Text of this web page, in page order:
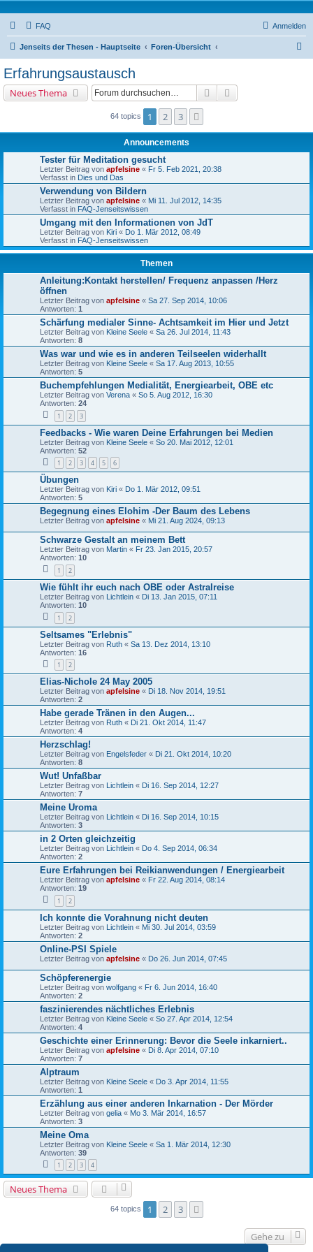
FAQ Anmelden
Jenseits der Thesen - Hauptseite Foren-Übersicht
Erfahrungsaustausch
Neues Thema Suche
64 topics 1 2 3
Announcements
Tester für Meditation gesucht
Letzter Beitrag von apfelsine « Fr 5. Feb 2021, 20:38
Verfasst in Dies und Das
Verwendung von Bildern
Letzter Beitrag von apfelsine « Mi 11. Jul 2012, 14:35
Verfasst in FAQ-Jenseitswissen
Umgang mit den Informationen von JdT
Letzter Beitrag von Kiri « Do 1. Mär 2012, 08:49
Verfasst in FAQ-Jenseitswissen
Themen
Anleitung:Kontakt herstellen/ Frequenz anpassen /Herz
öffnen
Letzter Beitrag von apfelsine « Sa 27. Sep 2014, 10:06
Antworten: 1
Schärfung medialer Sinne- Achtsamkeit im Hier und Jetzt
Letzter Beitrag von Kleine Seele « Sa 26. Jul 2014, 11:43
Antworten: 8
Was war und wie es in anderen Teilseelen widerhallt
Letzter Beitrag von Kleine Seele « Sa 17. Aug 2013, 10:55
Antworten: 5
Buchempfehlungen Medialität, Energiearbeit, OBE etc
Letzter Beitrag von Verena « So 5. Aug 2012, 16:30
Antworten: 24
1 2 3
Feedbacks - Wie waren Deine Erfahrungen bei Medien
Letzter Beitrag von Kleine Seele « So 20. Mai 2012, 12:01
Antworten: 52
1 2 3 4 5 6
Übungen
Letzter Beitrag von Kiri « Do 1. Mär 2012, 09:51
Antworten: 5
Begegnung eines Elohim -Der Baum des Lebens
Letzter Beitrag von apfelsine « Mi 21. Aug 2024, 09:13
Schwarze Gestalt an meinem Bett
Letzter Beitrag von Martin « Fr 23. Jan 2015, 20:57
Antworten: 10
1 2
Wie fühlt ihr euch nach OBE oder Astralreise
Letzter Beitrag von Lichtlein « Di 13. Jan 2015, 07:11
Antworten: 10
1 2
Seltsames "Erlebnis"
Letzter Beitrag von Ruth « Sa 13. Dez 2014, 13:10
Antworten: 16
1 2
Elias-Nichole 24 May 2005
Letzter Beitrag von apfelsine « Di 18. Nov 2014, 19:51
Antworten: 2
Habe gerade Tränen in den Augen...
Letzter Beitrag von Ruth « Di 21. Okt 2014, 11:47
Antworten: 4
Herzschlag!
Letzter Beitrag von Engelsfeder « Di 21. Okt 2014, 10:20
Antworten: 8
Wut! Unfaßbar
Letzter Beitrag von Lichtlein « Di 16. Sep 2014, 12:27
Antworten: 7
Meine Uroma
Letzter Beitrag von Lichtlein « Di 16. Sep 2014, 10:15
Antworten: 3
in 2 Orten gleichzeitig
Letzter Beitrag von Lichtlein « Do 4. Sep 2014, 06:34
Antworten: 2
Eure Erfahrungen bei Reikianwendungen / Energiearbeit
Letzter Beitrag von apfelsine « Fr 22. Aug 2014, 08:14
Antworten: 19
1 2
Ich konnte die Vorahnung nicht deuten
Letzter Beitrag von Lichtlein « Mi 30. Jul 2014, 03:59
Antworten: 2
Online-PSI Spiele
Letzter Beitrag von apfelsine « Do 26. Jun 2014, 07:45
Schöpferenergie
Letzter Beitrag von wolfgang « Fr 6. Jun 2014, 16:40
Antworten: 2
faszinierendes nächtliches Erlebnis
Letzter Beitrag von Kleine Seele « So 27. Apr 2014, 12:54
Antworten: 4
Geschichte einer Erinnerung: Bevor die Seele inkarniert..
Letzter Beitrag von apfelsine « Di 8. Apr 2014, 07:10
Antworten: 7
Alptraum
Letzter Beitrag von Kleine Seele « Do 3. Apr 2014, 11:55
Antworten: 1
Erzählung aus einer anderen Inkarnation - Der Mörder
Letzter Beitrag von gelia « Mo 3. Mär 2014, 16:57
Antworten: 3
Meine Oma
Letzter Beitrag von Kleine Seele « Sa 1. Mär 2014, 12:30
Antworten: 39
1 2 3 4
Neues Thema
64 topics 1 2 3
Gehe zu